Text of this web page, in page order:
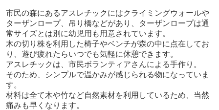
市民の森にあるアスレチックにはクライミングウォールや
ターザンロープ、吊り橋などがあり、ターザンロープは通
常サイズとは別に幼児用も用意されています。
木の切り株を利用した椅子やベンチが森の中に点在してお
り、遊び疲れたらいつでも気軽に休憩できます。
アスレチックは、市民ボランティアさんによる手作り。
そのため、シンプルで温かみが感じられる物になっていま
す。
材料は全て木や竹など自然素材を利用しているため、当然
痛みも早くなります。